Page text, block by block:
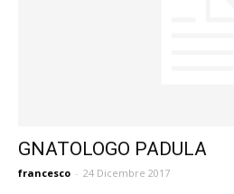
GNATOLOGO PADULA
francesco - 24 Dicembre 2017